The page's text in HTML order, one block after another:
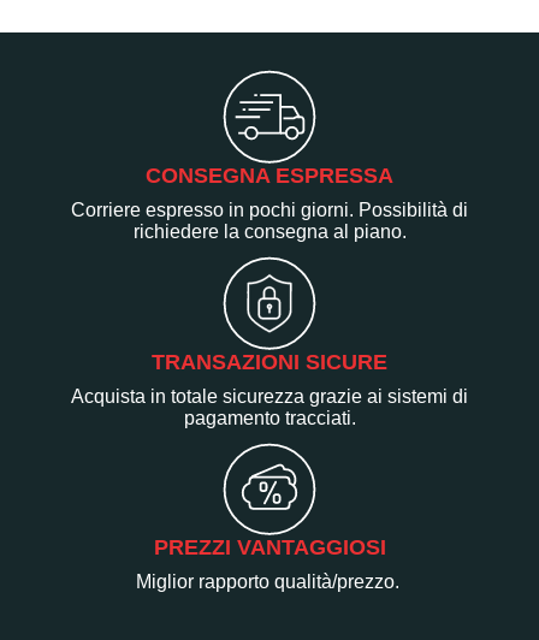
CONSEGNA ESPRESSA
Corriere espresso in pochi giorni. Possibilità di
richiedere la consegna al piano.
TRANSAZIONI SICURE
Acquista in totale sicurezza grazie ai sistemi di
pagamento tracciati.
PREZZI VANTAGGIOSI
Miglior rapporto qualità/prezzo.